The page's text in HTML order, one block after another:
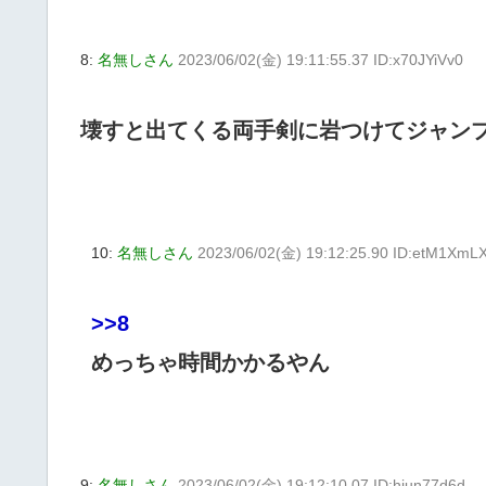
8: 名無しさん 2023/06/02(金) 19:11:55.37 ID:x70JYiVv0
壊すと出てくる両手剣に岩つけてジャン
10: 名無しさん 2023/06/02(金) 19:12:25.90
>>8
めっちゃ時間かかるやん